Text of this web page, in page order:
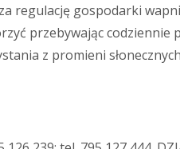
regulację gospodarki
przebywając codziennie
z promieni